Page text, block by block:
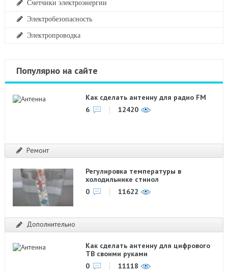
Счетчики электроэнергии
Электробезопасность
Электропроводка
Популярно на сайте
Как сделать антенну для радио FM
6
12420
Ремонт
Регулировка температуры в
холодильнике стинол
0
11622
Дополнительно
Как сделать антенну для цифрового
ТВ своими руками
0
11118